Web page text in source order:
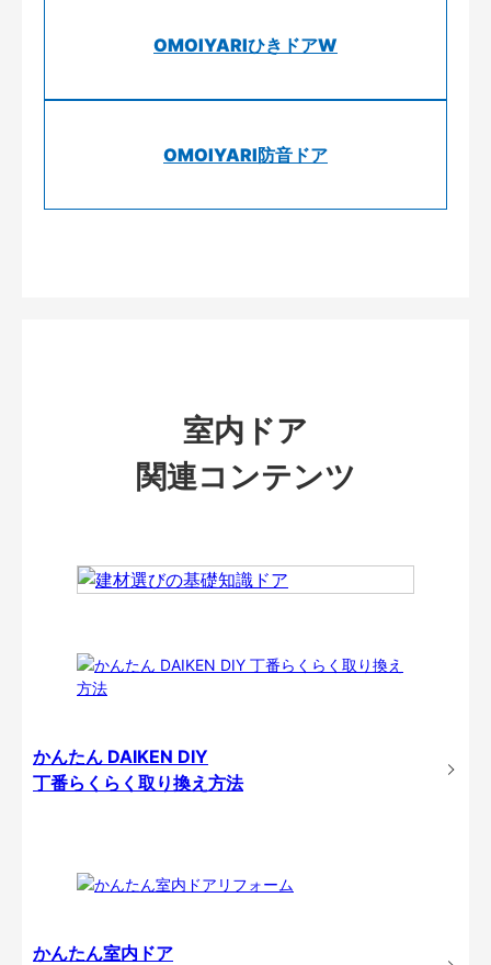
OMOIYARIひきドアW
OMOIYARI防音ドア
室内ドア
関連コンテンツ
かんたん DAIKEN DIY
丁番らくらく取り換え方法
かんたん室内ドア